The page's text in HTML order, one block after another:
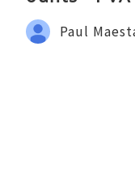
Paul